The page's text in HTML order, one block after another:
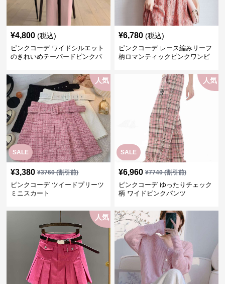
¥4,800 (税込)
ピンクコーデ ワイドシルエット
のきれいめテーパードピンクパ
¥6,780 (税込)
ピンクコーデ レース編みリーフ
柄ロマンティックピンクワンピ
SALE
人気
¥3,380 ¥3760(割引前)
ピンクコーデ ツイードプリーツ
ミニスカート
SALE
人気
¥6,960 ¥7740(割引前)
ピンクコーデ ゆったりチェック
柄 ワイドピンクパンツ
人気